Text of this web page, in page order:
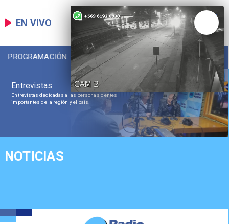
EN VIVO
PROGRAMACIÓN LOCAL DEPORTES
Entrevistas
Entrevistas dedicadas a las personas o entes
importantes de la región y el país.
NOTICIAS